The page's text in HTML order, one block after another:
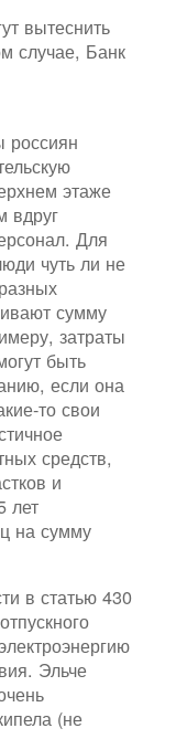
вытеснить
случае, Банк
россиян
этаже
вдруг
Для
чуть ли не
сумму
затраты
быть
если она
то свои
средств,
и
лет
на сумму
в статью 430
Эльче
(не